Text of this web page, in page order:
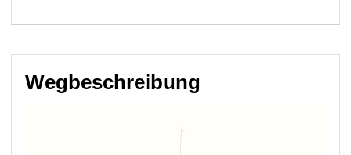
Wegbeschreibung